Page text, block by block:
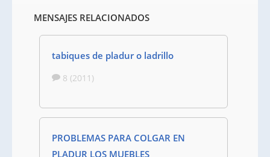
MENSAJES RELACIONADOS
tabiques de pladur o ladrillo
8 (2011)
PROBLEMAS PARA COLGAR EN
PLADUR LOS MUEBLES